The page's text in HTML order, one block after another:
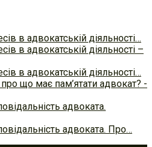
в адвокатській діяльності…
в адвокатській діяльності –
в адвокатській діяльності…
про що має пам’ятати адвокат? -
адвоката.
адвоката. Про…